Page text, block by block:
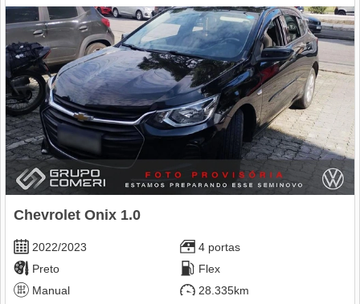
Chevrolet Onix 1.0
2022/2023
4 portas
Preto
Flex
Manual
28.335km